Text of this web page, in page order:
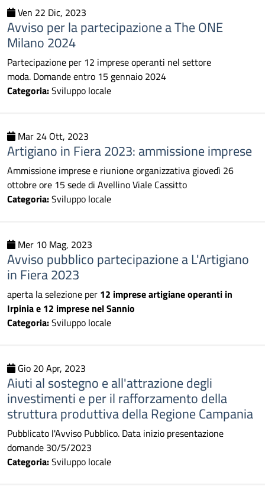
Ven 22 Dic, 2023
Avviso per la partecipazione a The ONE
Milano 2024
Partecipazione per 12 imprese operanti nel settore
moda. Domande entro 15 gennaio 2024
Categoria:Sviluppo locale
Mar 24 Ott, 2023
Artigiano in Fiera 2023: ammissione imprese
Ammissione imprese e riunione organizzativa giovedì 26
ottobre ore 15 sede di Avellino Viale Cassitto
Categoria:Sviluppo locale
Mer 10 Mag, 2023
Avviso pubblico partecipazione a L'Artigiano
in Fiera 2023
aperta la selezione per 12 imprese artigiane operanti in
Irpinia e 12 imprese nel Sannio
Categoria:Sviluppo locale
Gio 20 Apr, 2023
Aiuti al sostegno e all'attrazione degli
investimenti e per il rafforzamento della
struttura produttiva della Regione Campania
Pubblicato l'Avviso Pubblico. Data inizio presentazione
domande 30/5/2023
Categoria:Sviluppo locale